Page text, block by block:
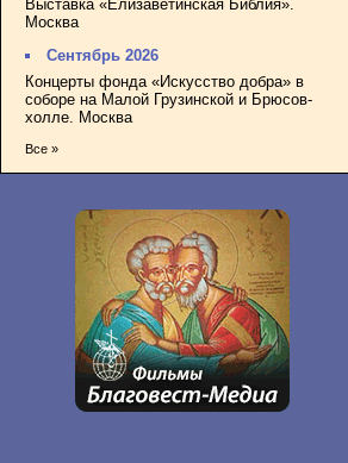
Выставка «Елизаветинская Библия».
Москва
Сентябрь 2026
Концерты фонда «Искусство добра» в
соборе на Малой Грузинской и Брюсов-
холле. Москва
Все »